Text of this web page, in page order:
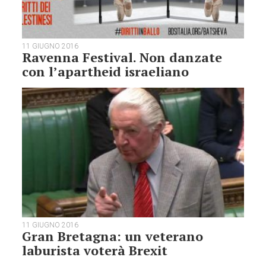
11 GIUGNO 2016
Ravenna Festival. Non danzate
con l’apartheid israeliano
11 GIUGNO 2016
Gran Bretagna: un veterano
laburista voterà Brexit